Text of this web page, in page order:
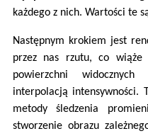
każdego z nich. Wartości te
Następnym krokiem jest
przez nas rzutu, co wiąże
powierzchni
interpolacją intensywności.
metody śledzenia
stworzenie obrazu